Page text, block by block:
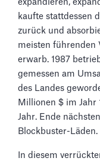
expandieren,
kaufte stattdessen
zurück und
meisten führenden
erwarb. 1987
gemessen am
des Landes
Millionen $ im Jahr
Jahr. Ende
Blockbuster-Läden.
In diesem